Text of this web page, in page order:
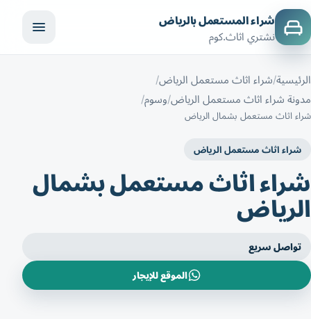
شراء المستعمل بالرياض
نشتري اثاث.كوم
الرئيسية شراء اثاث مستعمل الرياض
مدونة شراء اثاث مستعمل الرياض وسوم
شراء اثاث مستعمل بشمال الرياض
شراء اثاث مستعمل الرياض
شراء اثاث مستعمل بشمال
الرياض
تواصل سريع
الموقع للإيجار